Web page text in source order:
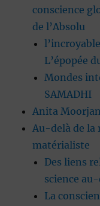
conscience
de l’Absolu
L’épopée
Mondes
SAMADHI
Anita
Au-delà de la
matérialiste
Des liens
science
La